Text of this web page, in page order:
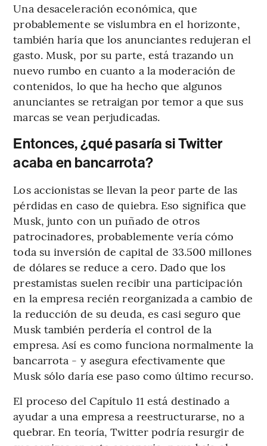
Una desaceleración económica, que
probablemente se vislumbra en el horizonte,
también haría que los anunciantes redujeran el
gasto. Musk, por su parte, está trazando un
nuevo rumbo en cuanto a la moderación de
contenidos, lo que ha hecho que algunos
anunciantes se retraigan por temor a que sus
marcas se vean perjudicadas.
Entonces, ¿qué pasaría si Twitter
acaba en bancarrota?
Los accionistas se llevan la peor parte de las
pérdidas en caso de quiebra. Eso significa que
Musk, junto con un puñado de otros
patrocinadores, probablemente vería cómo
toda su inversión de capital de 33.500 millones
de dólares se reduce a cero. Dado que los
prestamistas suelen recibir una participación
en la empresa recién reorganizada a cambio de
la reducción de su deuda, es casi seguro que
Musk también perdería el control de la
empresa. Así es como funciona normalmente la
bancarrota - y asegura efectivamente que
Musk sólo daría ese paso como último recurso.
El proceso del Capítulo 11 está destinado a
ayudar a una empresa a reestructurarse, no a
quebrar. En teoría, Twitter podría resurgir de